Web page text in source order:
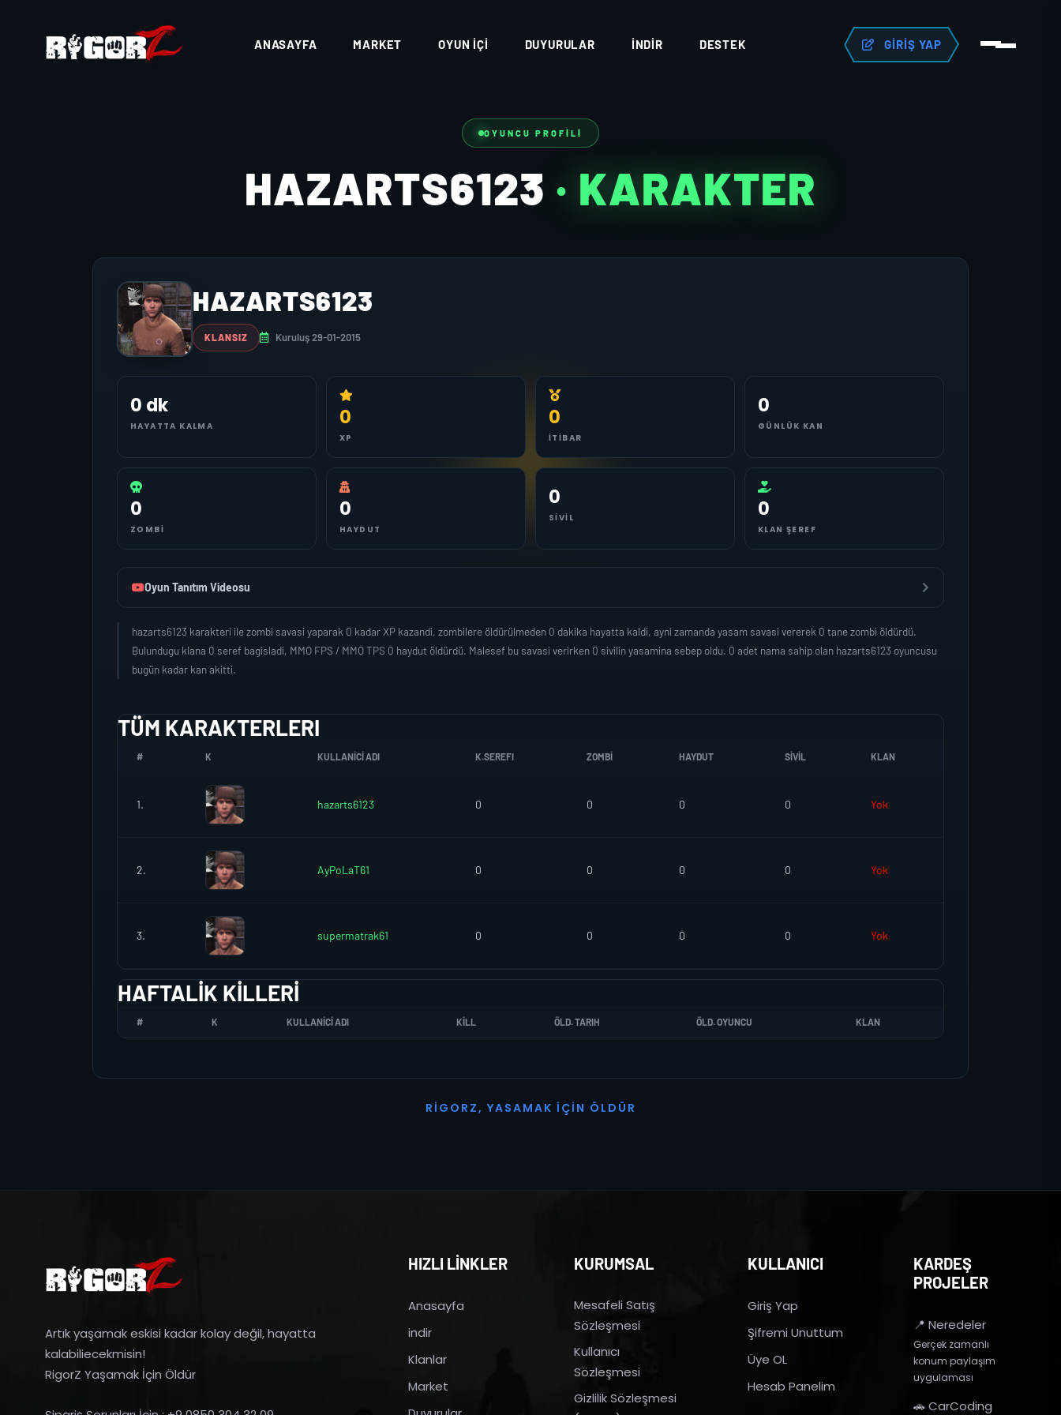
ANASAYFA MARKET OYUN İÇI DUYURULAR İNDIR DESTEK GIRIŞ YAP
OYUNCU PROFILI
HAZARTS6123 · KARAKTER
HAZARTS6123
KLANSIZ Kuruluş 29-01-2015
0 dk
HAYATTA KALMA 0
XP
0
İTIBAR
0
GÜNLÜK KAN
0
ZOMBI
0
HAYDUT
0
SIVIL 0
KLAN ŞEREF
Oyun Tanıtım Videosu
hazarts6123 karakteri ile zombi savasi yaparak 0 kadar XP kazandi, zombilere öldürülmeden 0 dakika hayatta kaldi, ayni zamanda yasam savasi vererek 0 tane zombi öldürdü.
Bulundugu klana 0 seref bagisladi, MMO FPS / MMO TPS 0 haydut öldürdü. Malesef bu savasi verirken 0 sivilin yasamina sebep oldu. 0 adet nama sahip olan hazarts6123 oyuncusu
bugün kadar kan akitti.
TÜM KARAKTERLERI
# K KULLANICI ADI K.SEREFI ZOMBI HAYDUT SIVIL KLAN
1. hazarts6123 0 0 0 0 Yok
2. AyPoLaT61 0 0 0 0 Yok
3. supermatrak61 0 0 0 0 Yok
HAFTALIK KILLERI
# K KULLANICI ADI KILL ÖLD. TARIH ÖLD. OYUNCU KLAN
R I G O R Z, YASAMAK İ ÇI N Ö L D Ü R
Artık yaşamak eskisi kadar kolay değil, hayatta
kalabiliecekmisin!
RigorZ Yaşamak İçin Öldür
HIZLI LİNKLER
Anasayfa
indir
Klanlar
Market
KURUMSAL
Mesafeli Satış
Sözleşmesi
Kullanıcı
Sözleşmesi
Gizlilik Sözleşmesi
KULLANICI
Giriş Yap
Şifremi Unuttum
Üye OL
Hesab Panelim
KARDEŞ
PROJELER
📍 Neredeler
Gerçek zamanlı
konum paylaşım
uygulaması
🚗 CarCoding